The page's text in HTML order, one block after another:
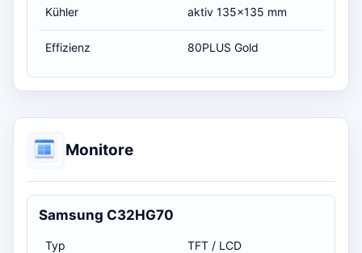
Kühler aktiv 135x135 mm
Effizienz 80PLUS Gold
Monitore
Samsung C32HG70
Typ TFT / LCD